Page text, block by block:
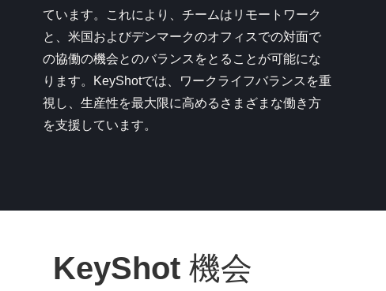
ています。これにより、チームはリモートワーク
と、米国およびデンマークのオフィスでの対面で
の協働の機会とのバランスをとることが可能にな
ります。KeyShotでは、ワークライフバランスを重
視し、生産性を最大限に高めるさまざまな働き方
を支援しています。
KeyShot機会